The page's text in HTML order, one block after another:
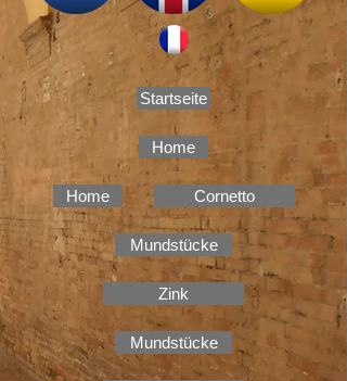
Startseite
Home
Home Cornetto
Mundstücke
Zink
Mundstücke